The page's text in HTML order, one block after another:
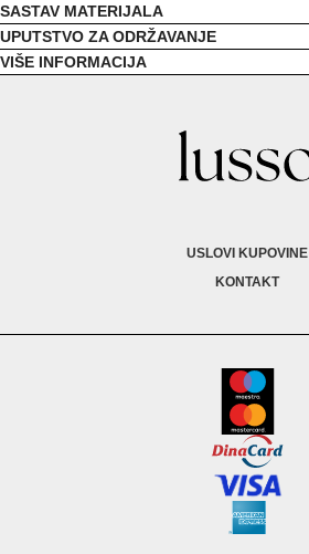
UPUTSTVO ZA ODRŽAVANJE
VIŠE INFORMACIJA
SASTAV MATERIJALA
USLOVI KUPOVINE
KONTAKT